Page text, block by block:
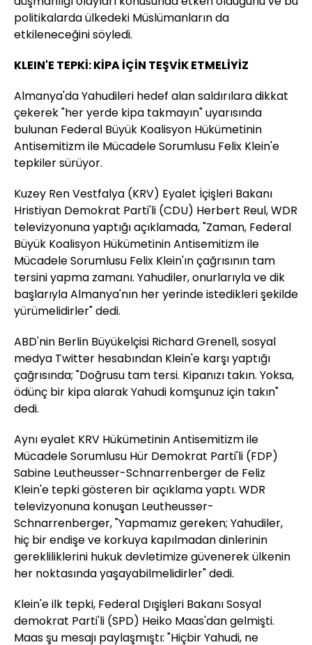
politikalarda ülkedeki Müslümanların da
etkileneceğini söyledi.
KLEIN'E TEPKİ: KİPA İÇİN TEŞVİK ETMELİYİZ
Almanya'da Yahudileri hedef alan saldırılara dikkat
çekerek "her yerde kipa takmayın" uyarısında
bulunan Federal Büyük Koalisyon Hükümetinin
Antisemitizm ile Mücadele Sorumlusu Felix Klein'e
tepkiler sürüyor.
Kuzey Ren Vestfalya (KRV) Eyalet İçişleri Bakanı
Hristiyan Demokrat Parti'li (CDU) Herbert Reul, WDR
televizyonuna yaptığı açıklamada, "Zaman, Federal
Büyük Koalisyon Hükümetinin Antisemitizm ile
Mücadele Sorumlusu Felix Klein'ın çağrısının tam
tersini yapma zamanı. Yahudiler, onurlarıyla ve dik
başlarıyla Almanya'nın her yerinde istedikleri şekilde
yürümelidirler" dedi.
ABD'nin Berlin Büyükelçisi Richard Grenell, sosyal
medya Twitter hesabından Klein'e karşı yaptığı
çağrısında; "Doğrusu tam tersi. Kipanızı takın. Yoksa,
ödünç bir kipa alarak Yahudi komşunuz için takın"
dedi.
Aynı eyalet KRV Hükümetinin Antisemitizm ile
Mücadele Sorumlusu Hür Demokrat Parti'li (FDP)
Sabine Leutheusser-Schnarrenberger de Feliz
Klein'e tepki gösteren bir açıklama yaptı. WDR
televizyonuna konuşan Leutheusser-
Schnarrenberger, "Yapmamız gereken; Yahudiler,
hiç bir endişe ve korkuya kapılmadan dinlerinin
gerekliliklerini hukuk devletimize güvenerek ülkenin
her noktasında yaşayabilmelidirler" dedi.
Klein'e ilk tepki, Federal Dışişleri Bakanı Sosyal
demokrat Parti'li (SPD) Heiko Maas'dan gelmişti.
Maas şu mesajı paylaşmıştı: "Hiçbir Yahudi, ne